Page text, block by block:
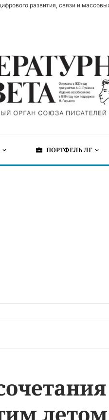
развития, связи и
ПОРТФЕЛЬ ЛГ
летом